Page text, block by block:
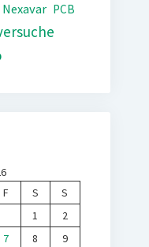
Nexavar PCB
F S
S
1
2
7 8
9